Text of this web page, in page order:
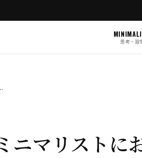
思考・習
ニマリストに